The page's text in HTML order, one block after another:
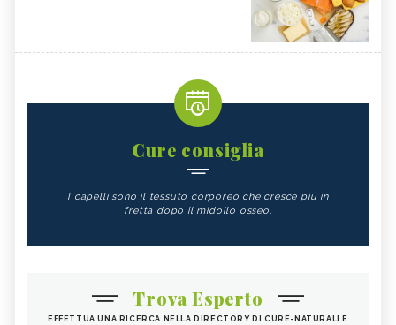
Cure consiglia
I capelli sono il tessuto corporeo che cresce più in
fretta dopo il midollo osseo.
Trova Esperto
EFFETTUA UNA RICERCA NELLA DIRECTORY DI CURE-NATURALI E